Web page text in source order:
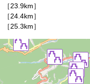
［23.9km］
［24.4km］
［25.3km］